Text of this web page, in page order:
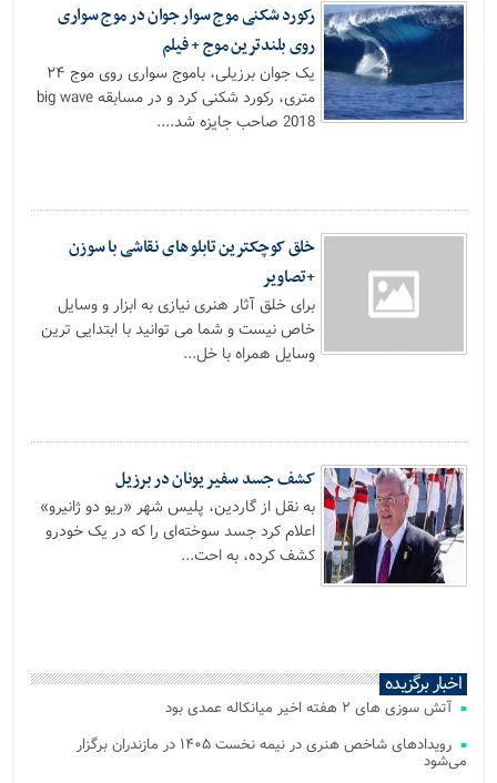
رکورد شکنی موج سوار جوان در موج سواری
روی بلندترین موج + فیلم
یک جوان برزیلی، باموج سواری روی موج ۲۴
متری، رکورد شکنی کرد و در مسابقه big wave
2018 صاحب جایزه شد....
خلق کوچکترین تابلو های نقاشی با سوزن
+تصاویر
برای خلق آثار هنری نیازی به ابزار و وسایل
خاص نیست و شما می توانید با ابتدایی ترین
وسایل همراه با خل...
کشف جسد سفیر یونان در برزیل
به نقل از گاردین، پلیس شهر «ریو دو ژانیرو»
اعلام کرد جسد سوخته‌ای را که در یک خودرو
کشف کرده، به احت...
اخبار برگزیده
آتش‌ سوزی‌ های ۲ هفته اخیر میانکاله عمدی بود
رویدادهای شاخص هنری در نیمه نخست ۱۴۰۵ در مازندران برگزار
می‌شود